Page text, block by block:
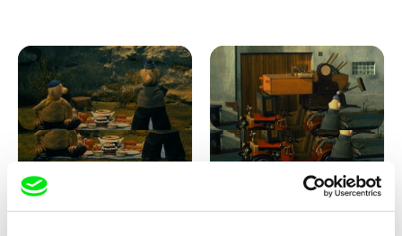
Lubomír Beneš
Pat a Mat: Snídaně v trávě
Pat a Mat: Stěhování